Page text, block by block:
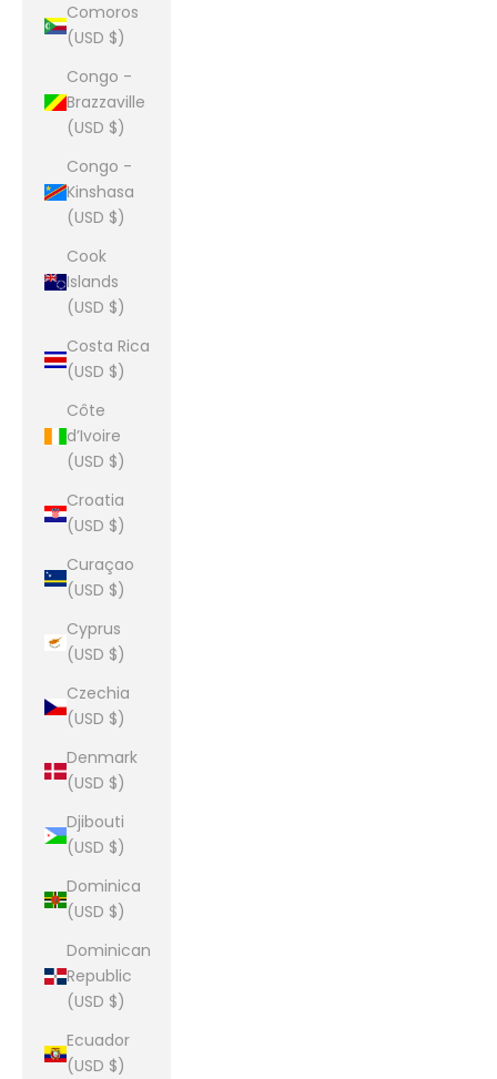
Comoros
(USD $)
Congo -
Brazzaville
(USD $)
Congo -
Kinshasa
(USD $)
Cook
Islands
(USD $)
Costa Rica
(USD $)
Côte
d’Ivoire
(USD $)
Croatia
(USD $)
Curaçao
(USD $)
Cyprus
(USD $)
Czechia
(USD $)
Denmark
(USD $)
Djibouti
(USD $)
Dominica
(USD $)
Dominican
Republic
(USD $)
Ecuador
(USD $)